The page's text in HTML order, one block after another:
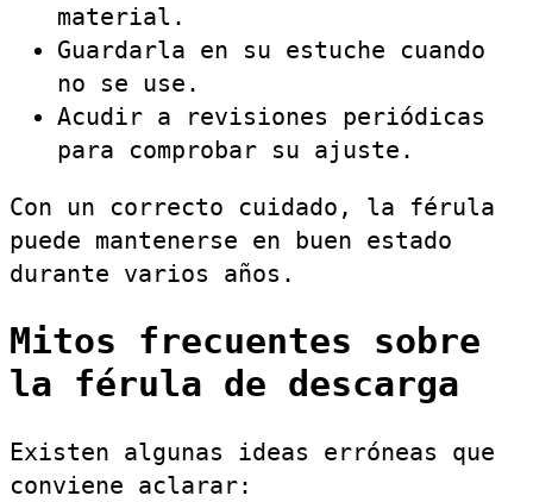
material.
Guardarla en su estuche cuando
no se use.
Acudir a revisiones periódicas
para comprobar su ajuste.
Con un correcto cuidado, la férula
puede mantenerse en buen estado
durante varios años.
Mitos frecuentes sobre
la férula de descarga
Existen algunas ideas erróneas que
conviene aclarar: